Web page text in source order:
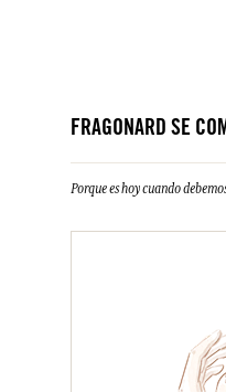
FRAGONARD SE
Porque es hoy cuando